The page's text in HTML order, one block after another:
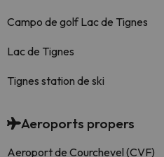
Campo de golf Lac de Tignes
Lac de Tignes
Tignes station de ski
Aeroports propers
Aeroport de Courchevel (CVF)